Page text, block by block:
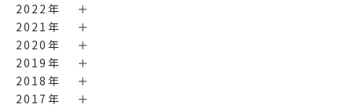
2022年
2021年
2020年
2019年
2018年
2017年